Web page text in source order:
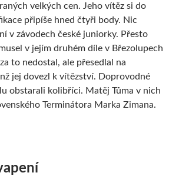
velkých cen. Jeho vítěz si do
připíše hned čtyři body. Nic
v závodech české juniorky. Přesto
v jejím druhém díle v Březolupech
to nedostal, ale přesedlal na
jej dovezl k vítězství. Doprovodné
obstarali kolibříci. Matěj Tůma v nich
Terminátora Marka Zimana.